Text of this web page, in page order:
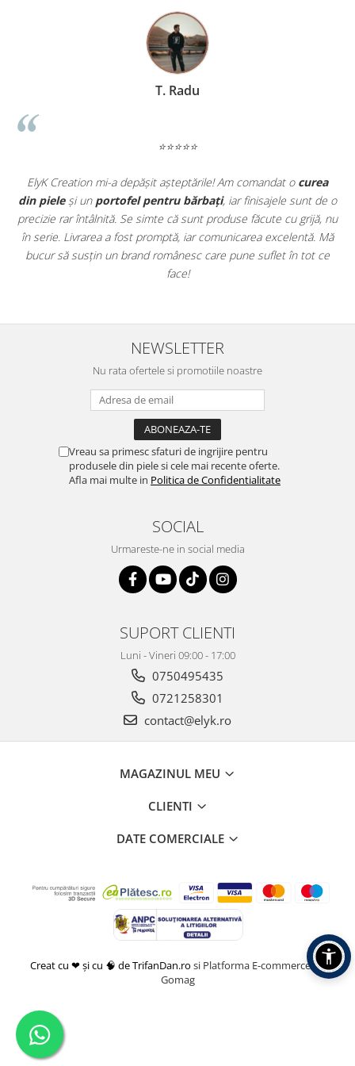
T. Radu
⭐⭐⭐⭐⭐
ElyK Creation mi-a depășit așteptările! Am comandat o curea
din pieleși un portofel pentru bărbați, iar finisajele sunt de o
precizie rar întâlnită. Se simte că sunt produse făcute cu grijă, nu
în serie. Livrarea a fost promptă, iar comunicarea excelentă. Mă
bucur să susțin un brand românesc care pune suflet în tot ce
face!
NEWSLETTER
Nu rata ofertele si promotiile noastre
Vreau sa primesc sfaturi de ingrijire pentru
produsele din piele si cele mai recente oferte.
Afla mai multe in Politica de Confidentialitate
SOCIAL
Urmareste-ne in social media
SUPORT CLIENTI
Luni - Vineri 09:00 - 17:00
0750495435
0721258301
contact@elyk.ro
MAGAZINUL MEU
CLIENTI
DATE COMERCIALE
Creat cu ❤ și cu 🧠 de TrifanDan.ro si Platforma E-commerce by
Gomag